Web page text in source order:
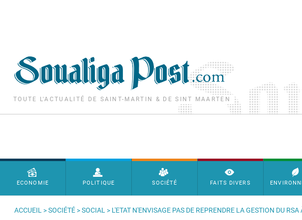
TOUTE L'ACTUALITÉ DE SAINT-MARTIN & DE SINT MAARTEN
Menu principal
ECONOMIE POLITIQUE SOCIÉTÉ FAITS DIVERS
ACCUEIL >SOCIÉTÉ >SOCIAL > L'ETAT N'ENVISAGE PAS DE REPRENDRE LA GESTION DU